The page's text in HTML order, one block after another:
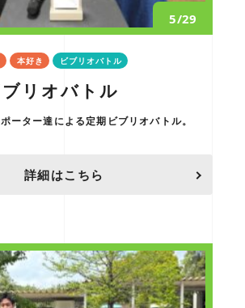
5/29
本好き ビブリオバトル
リオバトル
ーター達による定期ビブリオバトル。
詳細はこちら